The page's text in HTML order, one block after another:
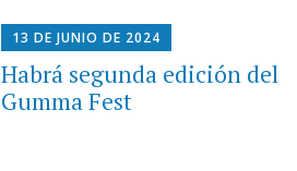
13 DE JUNIO DE 2024
Habrá segunda edición del
Gumma Fest